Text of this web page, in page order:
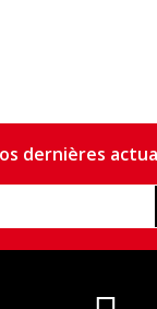
dernières